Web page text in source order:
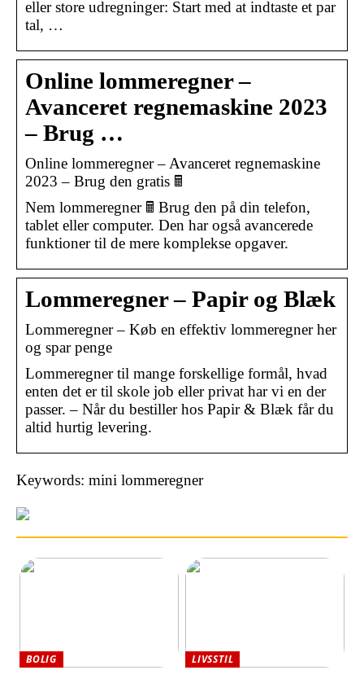
eller store udregninger: Start med at indtaste et par
tal, …
Online lommeregner –
Avanceret regnemaskine 2023
– Brug …
Online lommeregner – Avanceret regnemaskine
2023 – Brug den gratis 🖩
Nem lommeregner 🖩 Brug den på din telefon,
tablet eller computer. Den har også avancerede
funktioner til de mere komplekse opgaver.
Lommeregner – Papir og Blæk
Lommeregner – Køb en effektiv lommeregner her
og spar penge
Lommeregner til mange forskellige formål, hvad
enten det er til skole job eller privat har vi en der
passer. – Når du bestiller hos Papir & Blæk får du
altid hurtig levering.
Keywords: mini lommeregner
BOLIG LIVSSTIL